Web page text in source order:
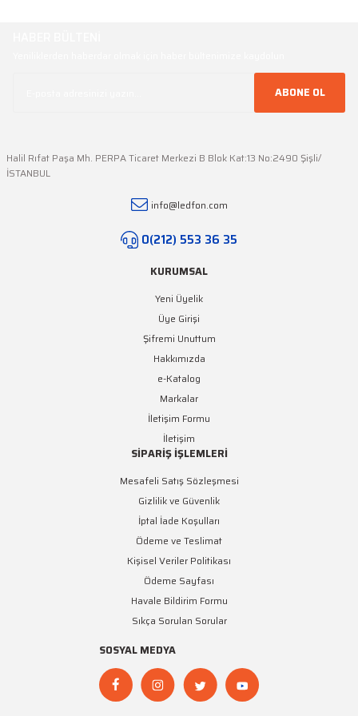
ABONE OL
Halil Rıfat Paşa Mh. PERPA Ticaret Merkezi B Blok Kat:13 No:2490 Şişli/
İSTANBUL
info@ledfon.com
0(212) 553 36 35
KURUMSAL
Yeni Üyelik
Üye Girişi
Şifremi Unuttum
Hakkımızda
e-Katalog
Markalar
İletişim Formu
İletişim
SİPARİŞ İŞLEMLERİ
Mesafeli Satış Sözleşmesi
Gizlilik ve Güvenlik
İptal İade Koşulları
Ödeme ve Teslimat
Kişisel Veriler Politikası
Ödeme Sayfası
Havale Bildirim Formu
Sıkça Sorulan Sorular
SOSYAL MEDYA